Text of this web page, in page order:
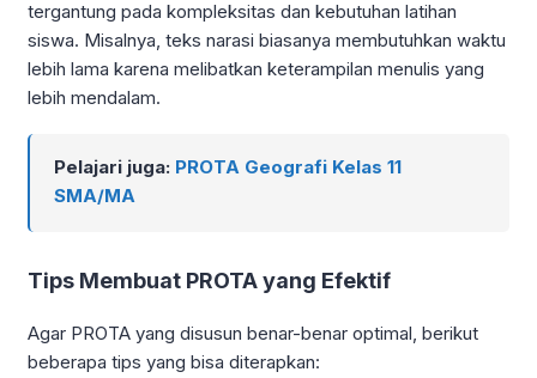
tergantung pada kompleksitas dan kebutuhan latihan
siswa. Misalnya, teks narasi biasanya membutuhkan waktu
lebih lama karena melibatkan keterampilan menulis yang
lebih mendalam.
Pelajari juga: PROTA Geografi Kelas 11
SMA/MA
Tips Membuat PROTA yang Efektif
Agar PROTA yang disusun benar-benar optimal, berikut
beberapa tips yang bisa diterapkan: